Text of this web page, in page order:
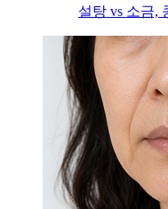
설탕 vs 소금,